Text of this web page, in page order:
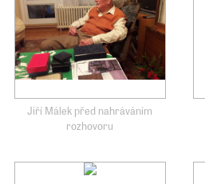
Jiří Málek před nahráváním
rozhovoru